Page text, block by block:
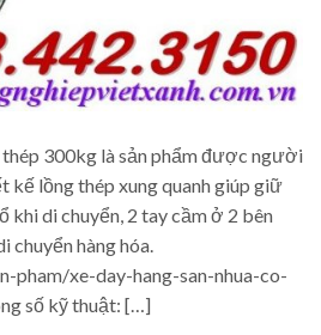
thép 300kg là sản phẩm được người
kế lồng thép xung quanh giúp giữ
khi di chuyển, 2 tay cầm ở 2 bên
chuyển hàng hóa.
pham/xe-day-hang-san-nhua-co-
số kỹ thuật: […]